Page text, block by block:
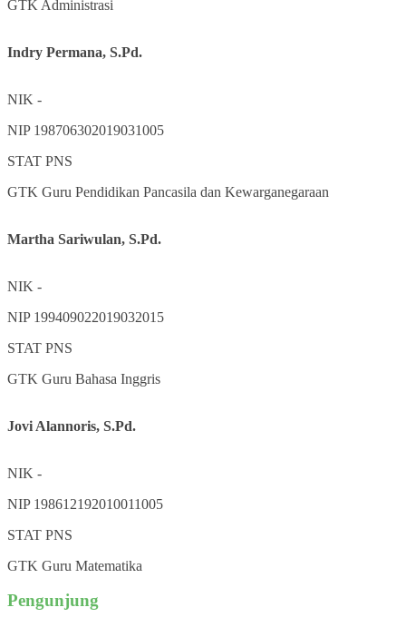
GTK Administrasi
Indry Permana, S.Pd.
NIK -
NIP 198706302019031005
STAT PNS
GTK Guru Pendidikan Pancasila dan Kewarganegaraan
Martha Sariwulan, S.Pd.
NIK -
NIP 199409022019032015
STAT PNS
GTK Guru Bahasa Inggris
Jovi Alannoris, S.Pd.
NIK -
NIP 198612192010011005
STAT PNS
GTK Guru Matematika
Pengunjung